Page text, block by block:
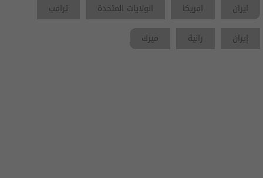
ايران امريكا الولايات المتحدة
ترامب
إيران
رانية ميرك